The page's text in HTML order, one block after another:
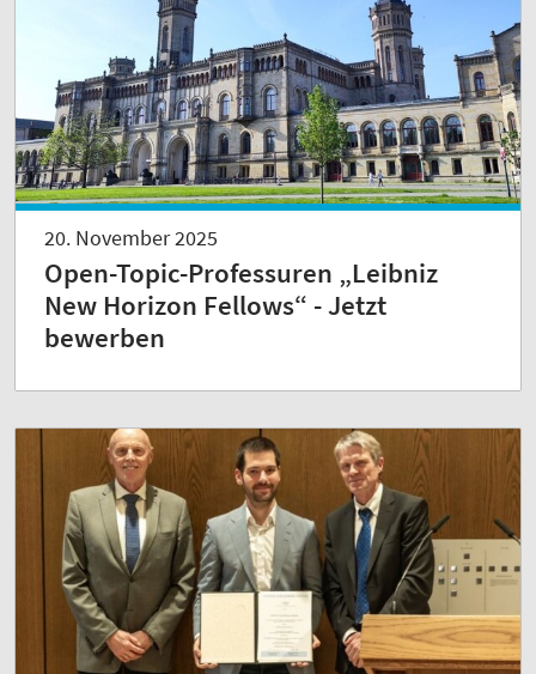
20. November 2025
Open-Topic-Professuren „Leibniz
New Horizon Fellows“ - Jetzt
bewerben